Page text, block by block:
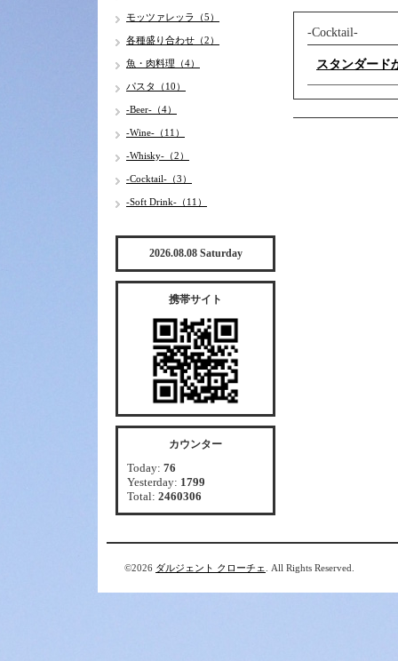
-Cocktail-
スタンダード
モッツァレッラ（5）
各種盛り合わせ（2）
魚・肉料理（4）
パスタ（10）
-Beer-（4）
-Wine-（11）
-Whisky-（2）
-Cocktail-（3）
-Soft Drink-（11）
2026.08.08 Saturday
携帯サイト
カウンター
Today: 76
Yesterday: 1799
Total: 2460306
©2026 ダルジェント クローチェ . All Rights Reserved.